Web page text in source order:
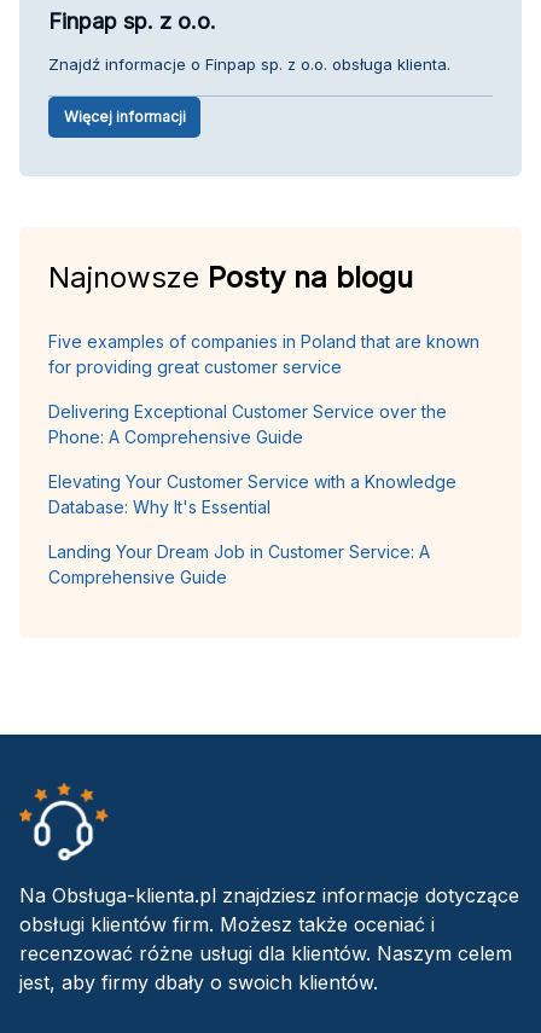
Finpap sp. z o.o.
Znajdź informacje o Finpap sp. z o.o. obsługa klienta.
Więcej informacji
Najnowsze Posty na blogu
Five examples of companies in Poland that are known
for providing great customer service
Delivering Exceptional Customer Service over the
Phone: A Comprehensive Guide
Elevating Your Customer Service with a Knowledge
Database: Why It's Essential
Landing Your Dream Job in Customer Service: A
Comprehensive Guide
Na Obsługa-klienta.pl znajdziesz informacje dotyczące
obsługi klientów firm. Możesz także oceniać i
recenzować różne usługi dla klientów. Naszym celem
jest, aby firmy dbały o swoich klientów.